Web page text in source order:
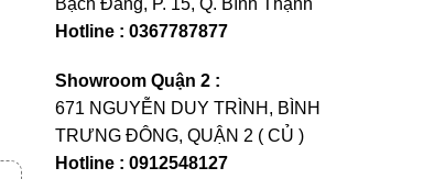
Bạch Đằng, P. 15, Q. Bình Thạnh
Hotline : 0367787877
Showroom Quận 2 :
671 NGUYỄN DUY TRÌNH, BÌNH
TRƯNG ĐÔNG, QUẬN 2 ( CỦ )
Hotline : 0912548127